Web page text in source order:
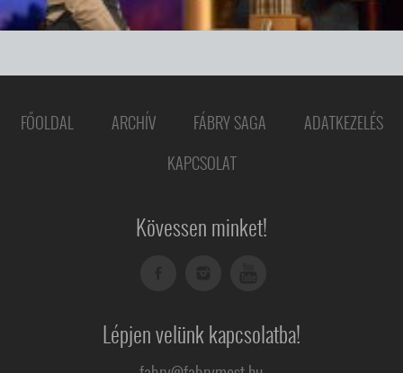
FŐOLDAL ARCHÍV FÁBRY SAGA
ADATKEZELÉS
KAPCSOLAT
Kövessen minket!
Lépjen velünk kapcsolatba!